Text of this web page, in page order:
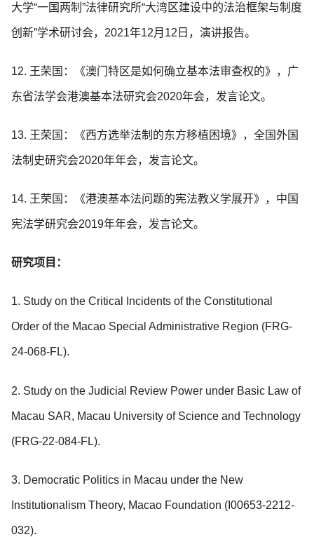
大学“一国两制”法律研究所“大湾区建设中的法治框架与制度
创新”学术研讨会，2021年12月12日，演讲报告。
12. 王荣国：《澳门特区是如何确立基本法审查权的》，广
东省法学会港澳基本法研究会2020年会，发言论文。
13. 王荣国：《西方选举法制的东方移植困境》，全国外国
法制史研究会2020年年会，发言论文。
14. 王荣国：《港澳基本法问题的宪法教义学展开》，中国
宪法学研究会2019年年会，发言论文。
研究项目：
1. Study on the Critical Incidents of the Constitutional
Order of the Macao Special Administrative Region (FRG-
24-068-FL).
2. Study on the Judicial Review Power under Basic Law of
Macau SAR, Macau University of Science and Technology
(FRG-22-084-FL).
3. Democratic Politics in Macau under the New
Institutionalism Theory, Macao Foundation (I00653-2212-
032).